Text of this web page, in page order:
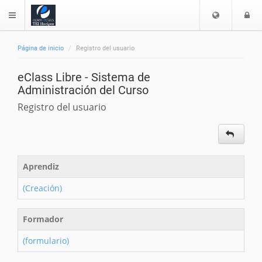
$langMenu
Escoger
Página de inicio Registro del usuario
eClass Libre - Sistema de
Administración del Curso
Registro del usuario
Aprendiz
(Creación)
Formador
(formulario)